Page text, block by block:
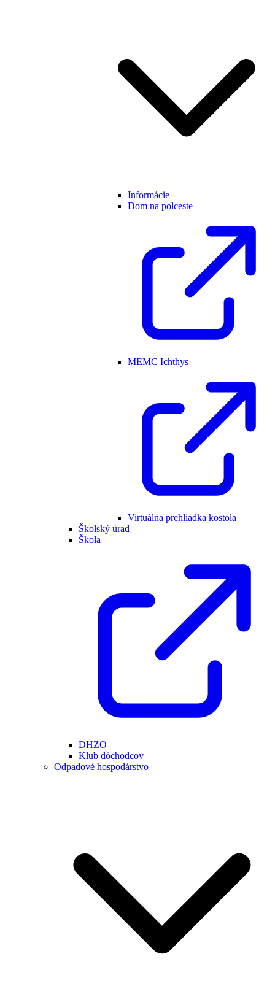
Informácie
Dom na polceste
MEMC Ichthys
Virtuálna prehliadka kostola
Školský úrad
Škola
DHZO
Klub dôchodcov
Odpadové hospodárstvo